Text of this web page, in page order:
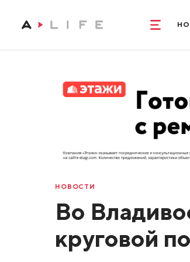
НОВОСТИ
Во
круговой